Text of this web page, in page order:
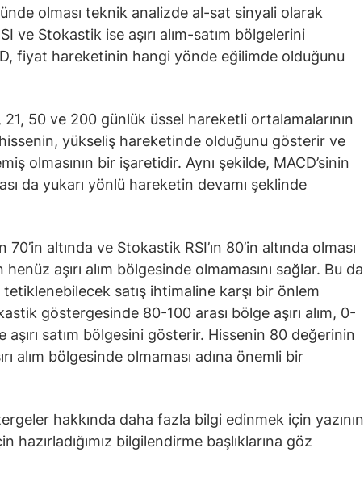
olması teknik analizde al-sat sinyali olarak
ve Stokastik ise aşırı alım-satım bölgelerini
fiyat hareketinin hangi yönde eğilimde olduğunu
21, 50 ve 200 günlük üssel hareketli ortalamalarının
yükseliş hareketinde olduğunu gösterir ve
olmasının bir işaretidir. Aynı şekilde, MACD’sinin
da yukarı yönlü hareketin devamı şeklinde
altında ve Stokastik RSI’ın 80’in altında olması
henüz aşırı alım bölgesinde olmamasını sağlar. Bu da
tetiklenebilecek satış ihtimaline karşı bir önlem
göstergesinde 80-100 arası bölge aşırı alım, 0-
aşırı satım bölgesini gösterir. Hissenin 80 değerinin
alım bölgesinde olmaması adına önemli bir
hakkında daha fazla bilgi edinmek için yazının
hazırladığımız bilgilendirme başlıklarına göz